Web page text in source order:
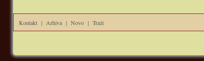
Kontakt | Arhiva | Novo | Traži